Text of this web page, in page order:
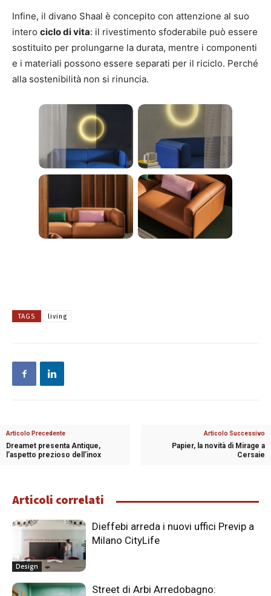
Infine, il divano Shaal è concepito con attenzione al suo
intero ciclo di vita: il rivestimento sfoderabile può essere
sostituito per prolungarne la durata, mentre i componenti
e i materiali possono essere separati per il riciclo. Perché
alla sostenibilità non si rinuncia.
TAGS living
Articolo Precedente
Dreamet presenta Antique,
l’aspetto prezioso dell’inox
Articolo Successivo
Papier, la novità di Mirage a
Cersaie
Articoli correlati
Design
Dieffebi arreda i nuovi uffici Previp a
Milano CityLife
Street di Arbi Arredobagno: